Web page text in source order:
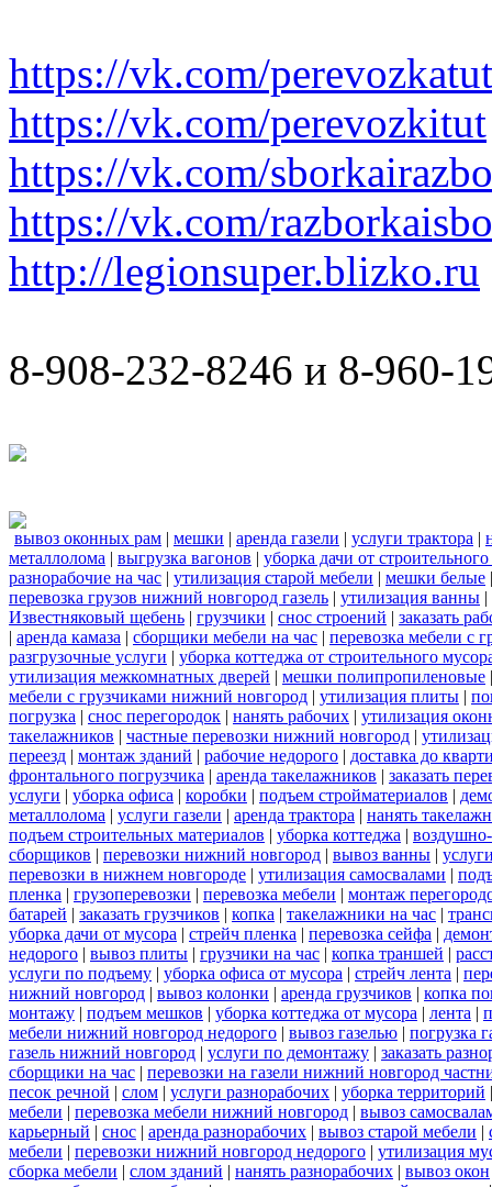
https://vk.com/perevozkatut
https://vk.com/perevozkitut
https://vk.com/
https://vk.com/
http://legionsuper.blizko.ru
8-908-232-8246 и 8-960-
вывоз оконных рам | мешки | аренда газели | услуги трактора |
металлолома | выгрузка вагонов | уборка дачи от
разнорабочие на час | утилизация старой мебели | мешки белые
перевозка грузов нижний новгород газель | утилизация ванны |
Известняковый щебень | грузчики | снос строений | заказать
| аренда камаза | сборщики мебели на час | перевозка мебели с
разгрузочные услуги | уборка коттеджа от строительного
утилизация межкомнатных дверей | мешки полипропиленовые
мебели с грузчиками нижний новгород | утилизация плиты |
погрузка | снос перегородок | нанять рабочих | утилизация
такелажников | частные перевозки нижний новгород |
переезд | монтаж зданий | рабочие недорого | доставка до
фронтального погрузчика | аренда такелажников | заказать
услуги | уборка офиса | коробки | подъем стройматериалов |
металлолома | услуги газели | аренда трактора | нанять
подъем строительных материалов | уборка коттеджа |
сборщиков | перевозки нижний новгород | вывоз ванны |
перевозки в нижнем новгороде | утилизация самосвалами |
пленка | грузоперевозки | перевозка мебели | монтаж
батарей | заказать грузчиков | копка | такелажники на час |
уборка дачи от мусора | стрейч пленка | перевозка сейфа |
недорого | вывоз плиты | грузчики на час | копка траншей |
услуги по подъему | уборка офиса от мусора | стрейч лента |
нижний новгород | вывоз колонки | аренда грузчиков | копка
монтажу | подъем мешков | уборка коттеджа от мусора | лента |
мебели нижний новгород недорого | вывоз газелью | погрузка
газель нижний новгород | услуги по демонтажу | заказать
сборщики на час | перевозки на газели нижний новгород
песок речной | слом | услуги разнорабочих | уборка территорий
мебели | перевозка мебели нижний новгород | вывоз
карьерный | снос | аренда разнорабочих | вывоз старой мебели |
мебели | перевозки нижний новгород недорого | утилизация
сборка мебели | слом зданий | нанять разнорабочих | вывоз окон